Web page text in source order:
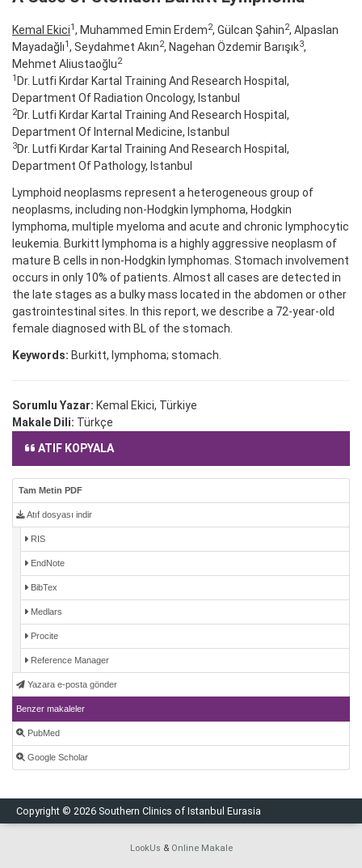
Kemal Ekici1, Muhammed Emin Erdem2, Gülcan Şahin2, Alpaslan
Mayadağlı1, Seydahmet Akın2, Nagehan Özdemir Barışık3,
Mehmet Aliustaoğlu2
1 Dr. Lutfi Kırdar Kartal Training And Research Hospital,
Department Of Radiation Oncology, Istanbul
2Dr. Lutfi Kırdar Kartal Training And Research Hospital,
Department Of Internal Medicine, Istanbul
3Dr. Lutfi Kırdar Kartal Training And Research Hospital,
Department Of Pathology, Istanbul
Lymphoid neoplasms represent a heterogeneous group of
neoplasms, including non-Hodgkin lymphoma, Hodgkin
lymphoma, multiple myeloma and acute and chronic lymphocytic
leukemia. Burkitt lymphoma is a highly aggressive neoplasm of
mature B cells in non-Hodgkin lymphomas. Stomach involvement
occurs in only 10% of patients. Almost all cases are detected in
the late stages as a bulky mass located in the abdomen or other
gastrointestinal sites. In this report, we describe a 72-year-old
female diagnosed with BL of the stomach.
Keywords: Burkitt, lymphoma; stomach.
Sorumlu Yazar: Kemal Ekici, Türkiye
Makale Dili: Türkçe
ATIF KOPYALA
Tam Metin PDF
Atıf dosyası indir
RIS
EndNote
BibTex
Medlars
Procite
Reference Manager
Yazara e-posta gönder
Benzer makaleler
PubMed
Google Scholar
Copyright © 2026 Southern Clinics of Istanbul Eurasia
LookUs & Online Makale